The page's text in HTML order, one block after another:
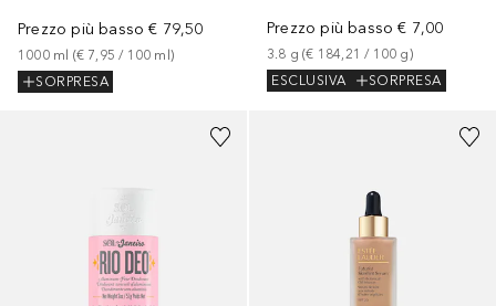
Prezzo più basso € 79,50
1000 ml (€ 7,95 / 100 ml )
SORPRESA
Prezzo più basso € 7,00
3.8 g (€ 184,21 / 100 g)
ESCLUSIVA
SORPRESA
+12